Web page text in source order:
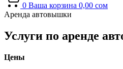
0 Ваша корзина 0,00 сом
Аренда автовышки
Услуги по аренде
Цены